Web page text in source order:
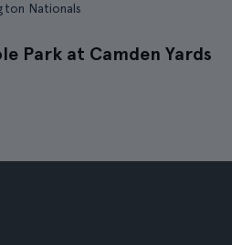
Nationals
Park at Camden Yards